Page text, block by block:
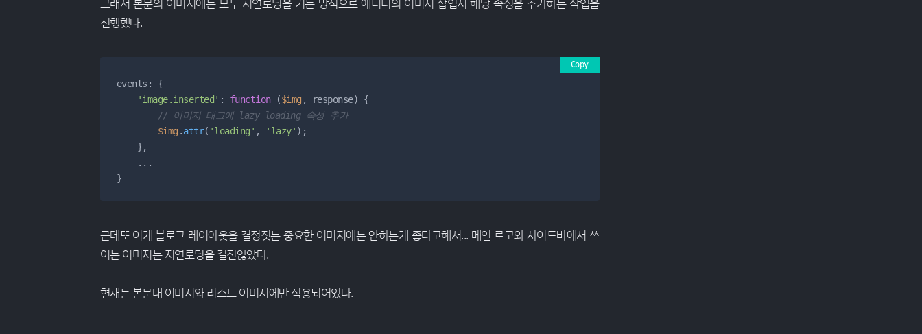
그래서 본문의 이미지에는 모두 지연로딩을 거는 방식으로 에디터의 이미지 삽입시 해당 속성을 추가하는 작업을
진행했다.
events: {
'image.inserted' : function ($img , response) {
// 이미지 태그에 lazy loading 속성 추가
$img .attr( 'loading' , 'lazy' );
    },
    ...
}
Copy
근데또 이게 블로그 레이아웃을 결정짓는 중요한 이미지에는 안하는게 좋다고해서... 메인 로고와 사이드바에서 쓰
이는 이미지는 지연로딩을 걸진않았다.
현재는 본문내 이미지와 리스트 이미지에만 적용되어있다.